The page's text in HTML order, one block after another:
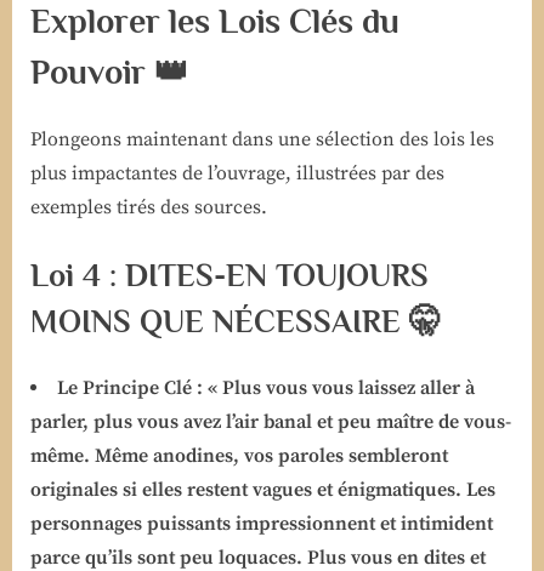
Explorer les Lois Clés du
Pouvoir 👑
Plongeons maintenant dans une sélection des lois les
plus impactantes de l’ouvrage, illustrées par des
exemples tirés des sources.
Loi 4 : DITES-EN TOUJOURS
MOINS QUE NÉCESSAIRE 🤫
Le Principe Clé : « Plus vous vous laissez aller à
parler, plus vous avez l’air banal et peu maître de vous-
même. Même anodines, vos paroles sembleront
originales si elles restent vagues et énigmatiques. Les
personnages puissants impressionnent et intimident
parce qu’ils sont peu loquaces. Plus vous en dites et